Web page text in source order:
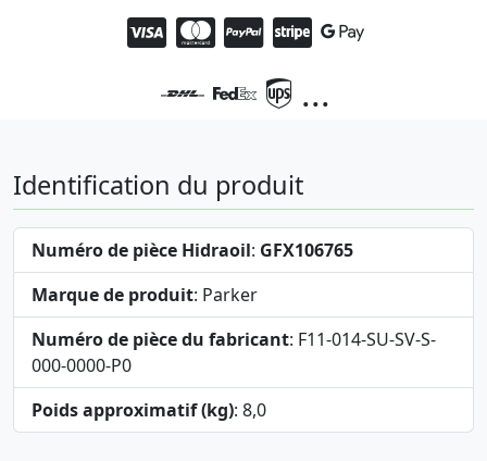
...
Identification du produit
Numéro de pièce Hidraoil: GFX106765
Marque de produit: Parker
Numéro de pièce du fabricant: F11-014-SU-SV-S-
000-0000-P0
Poids approximatif (kg): 8,0